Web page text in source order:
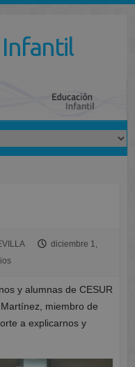
Infantil
diciembre 1,
y alumnas de CESUR
miembro de
a explicarnos y